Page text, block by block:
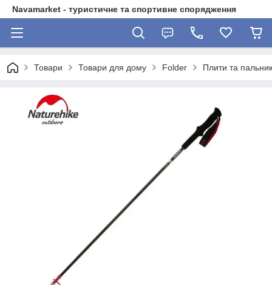
Navamarket - туристичне та спортивне спорядження
Товари Товари для дому Folder Плити та